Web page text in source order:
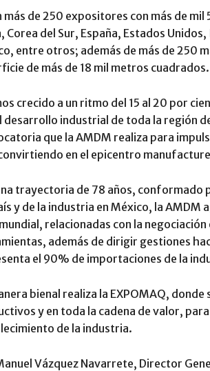
más de 250 expositores con más de
Corea del Sur, España, Estados
entre otros; además de más de 250
de más de 18 mil metros cuadrados.
crecido a un ritmo del 15 al 20 por
desarrollo industrial de toda la región
que la AMDM realiza para
en el epicentro
trayectoria de 78 años,
y de la industria en México, la AMDM
relacionadas con la
además de dirigir gestiones
el 90% de importaciones de la
bienal realiza la EXPOMAQ,
y en toda la cadena de valor,
de la industria.
Vázquez Navarrete, Director